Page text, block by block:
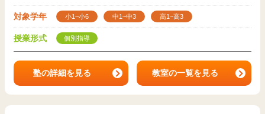
対象学年 小1~小6 中1~中3 高1~高3
授業形式 個別指導
塾の詳細を見る 教室の一覧を見る